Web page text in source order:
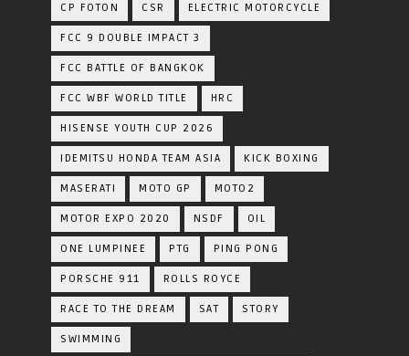
CP FOTON CSR ELECTRIC MOTORCYCLE
FCC 9 DOUBLE IMPACT 3
FCC BATTLE OF BANGKOK
FCC WBF WORLD TITLE HRC
HISENSE YOUTH CUP 2026
IDEMITSU HONDA TEAM ASIA KICK BOXING
MASERATI MOTO GP MOTO2
MOTOR EXPO 2020 NSDF OIL
ONE LUMPINEE PTG PING PONG
PORSCHE 911 ROLLS ROYCE
RACE TO THE DREAM SAT STORY
SWIMMING